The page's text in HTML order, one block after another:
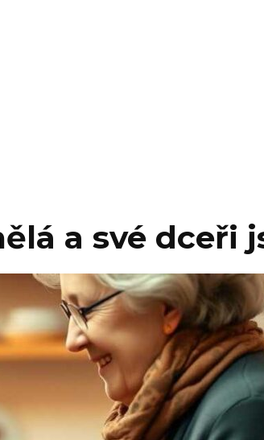
a své dceři